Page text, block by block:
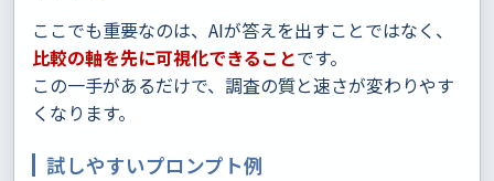
ここでも重要なのは、AIが答えを出すことではなく、
比較の軸を先に可視化できることです。
この一手があるだけで、調査の質と速さが変わりやす
くなります。
試しやすいプロンプト例